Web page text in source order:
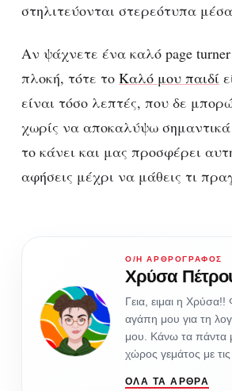
στηλιτεύονται στερεότυπα
Αν ψάχνετε ένα καλό page
πλοκή, τότε το Καλό μου παιδί
είναι τόσο λεπτές, που δε
χωρίς να αποκαλύψω σημαντικά
το κάνει και μας προσφέρει
αφήσεις μέχρι να μάθεις τι
Ο/Η ΑΡΘΡΟΓΡΆΦΟΣ
Χρύσα
Γεια, ειμαι η
αγάπη μου για τη
μου. Κάνω τα πάντα
χώρος γεμάτος με
ΌΛΑ ΤΑ ΆΡΘΡΑ